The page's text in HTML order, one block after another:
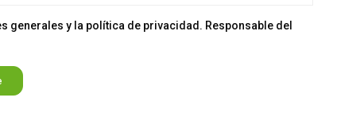
generales y la política de privacidad. Responsable del